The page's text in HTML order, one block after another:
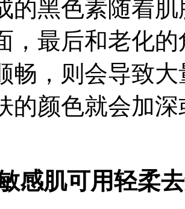
的黑色素随着
，最后和老化
畅，则会导致
的颜色就会加
感肌可用轻柔